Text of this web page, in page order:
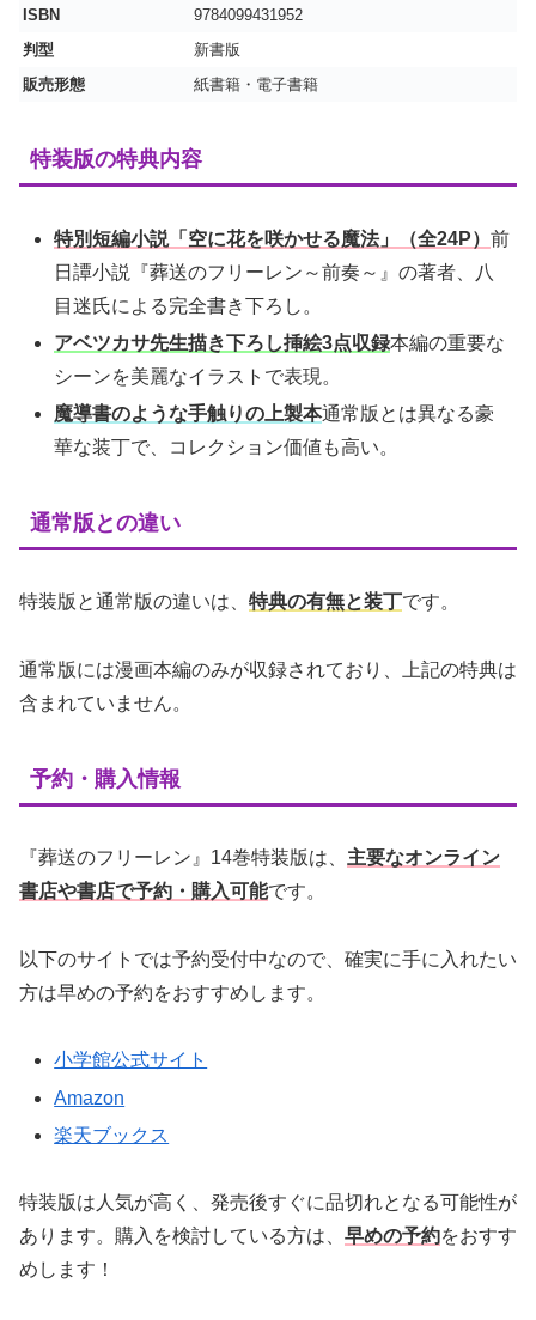
ISBN
9784099431952
判型
新書版
販売形態
紙書籍・電子書籍
特装版の特典内容
特別短編小説「空に花を咲かせる魔法」（全24P）前
日譚小説『葬送のフリーレン～前奏～』の著者、八
目迷氏による完全書き下ろし。
アベツカサ先生描き下ろし挿絵3点収録本編の重要な
シーンを美麗なイラストで表現。
魔導書のような手触りの上製本通常版とは異なる豪
華な装丁で、コレクション価値も高い。
通常版との違い
特装版と通常版の違いは、 特典の有無と装丁です。
通常版には漫画本編のみが収録されており、上記の特典は
含まれていません。
予約・購入情報
『葬送のフリーレン』14巻特装版は、 主要なオンライン
書店や書店で予約・購入可能です。
以下のサイトでは予約受付中なので、確実に手に入れたい
方は早めの予約をおすすめします。
小学館公式サイト
Amazon
楽天ブックス
特装版は人気が高く、発売後すぐに品切れとなる可能性が
あります。購入を検討している方は、 早めの予約をおすす
めします！